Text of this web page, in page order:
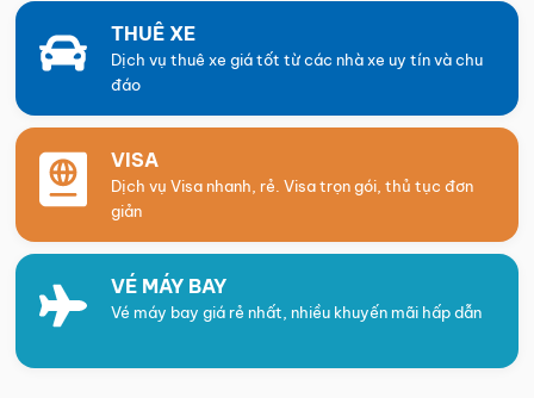
THUÊ XE
Dịch vụ thuê xe giá tốt từ các nhà xe uy tín và chu
đáo
VISA
Dịch vụ Visa nhanh, rẻ. Visa trọn gói, thủ tục đơn
giản
VÉ MÁY BAY
Vé máy bay giá rẻ nhất, nhiều khuyến mãi hấp dẫn